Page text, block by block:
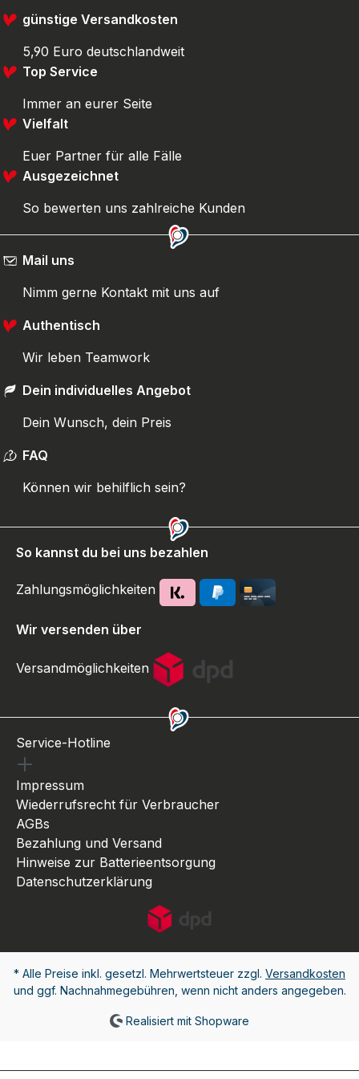
günstige Versandkosten
5,90 Euro deutschlandweit
Top Service
Immer an eurer Seite
Vielfalt
Euer Partner für alle Fälle
Ausgezeichnet
So bewerten uns zahlreiche Kunden
Mail uns
Nimm gerne Kontakt mit uns auf
Authentisch
Wir leben Teamwork
Dein individuelles Angebot
Dein Wunsch, dein Preis
FAQ
Können wir behilflich sein?
So kannst du bei uns bezahlen
Zahlungsmöglichkeiten
Wir versenden über
Versandmöglichkeiten
Service-Hotline
Impressum
Wiederrufsrecht für Verbraucher
AGBs
Bezahlung und Versand
Hinweise zur Batterieentsorgung
Datenschutzerklärung
* Alle Preise inkl. gesetzl. Mehrwertsteuer zzgl. Versandkosten
und ggf. Nachnahmegebühren, wenn nicht anders angegeben.
Realisiert mit Shopware